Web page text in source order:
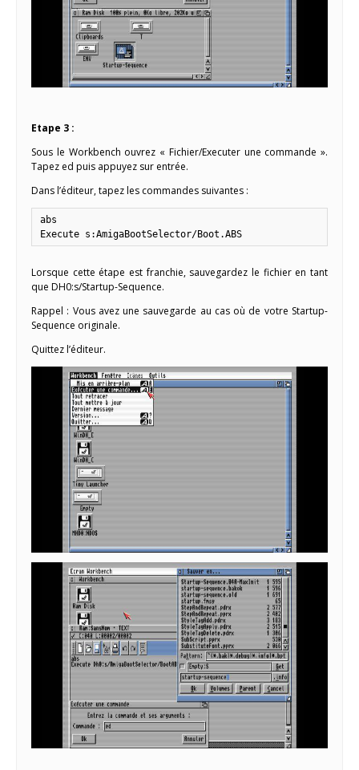
Etape 3 :
Sous le Workbench ouvrez « Fichier/Executer une commande ».
Tapez ed puis appuyez sur entrée.
Dans l’éditeur, tapez les commandes suivantes :
abs
Execute s:AmigaBootSelector/Boot.ABS
Lorsque cette étape est franchie, sauvegardez le fichier en tant
que DH0:s/Startup-Sequence.
Rappel : Vous avez une sauvegarde au cas où de votre Startup-
Sequence originale.
Quittez l’éditeur.